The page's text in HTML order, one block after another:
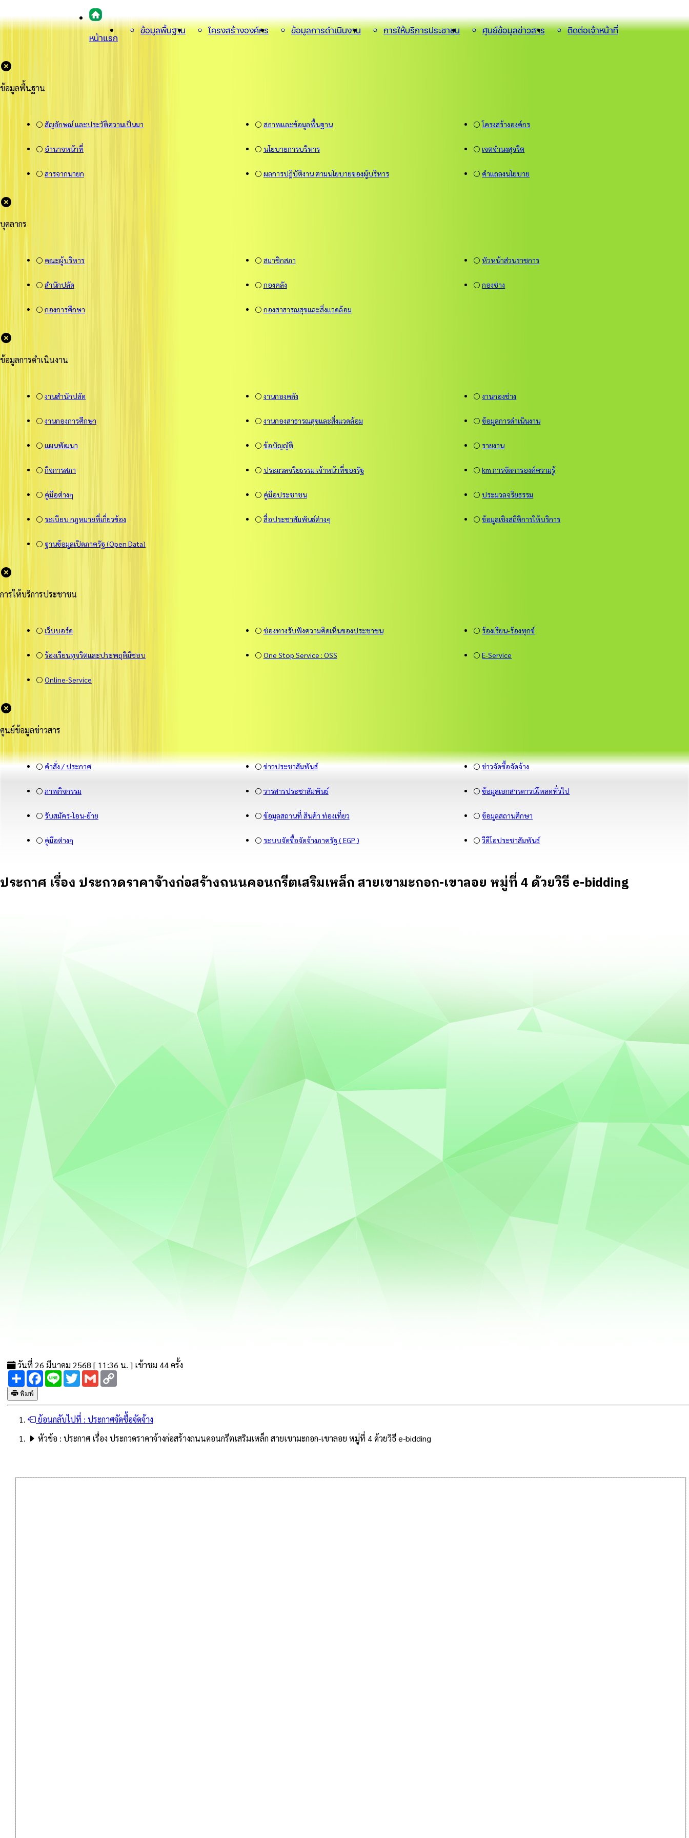
หน้าแรก
ข้อมูลพื้นฐาน โครงสร้างองค์กร ข้อมูลการดำเนินงาน การให้บริการประชาชน ศูนย์ข้อมูลข่าวสาร ติดต่อเจ้าหน้าที่
ข้อมูลพื้นฐาน
⚪ สัญลักษณ์ และประวัติความเป็นมา ⚪ สภาพและข้อมูลพื้นฐาน ⚪โครงสร้างองค์กร
⚪ อำนาจหน้าที่ ⚪ นโยบายการบริหาร ⚪เจตจำนงสุจริต
⚪ สารจากนายก ⚪ ผลการปฏิบัติงาน ตามนโยบายของผู้บริหาร ⚪ คำแถลงนโยบาย
บุคลากร
⚪ คณะผู้บริหาร ⚪ สมาชิกสภา ⚪หัวหน้าส่วนราชการ
⚪ สำนักปลัด ⚪ กองคลัง ⚪กองช่าง
⚪ กองการศึกษา ⚪ กองสาธารณสุขและสิ่งแวดล้อม
ข้อมูลการดำเนินงาน
⚪ งานสำนักปลัด ⚪ งานกองคลัง ⚪งานกองช่าง
⚪ งานกองการศึกษา ⚪ งานกองสาธารณสุขและสิ่งแวดล้อม ⚪ข้อมูลการดำเนินงาน
⚪ แผนพัฒนา ⚪ ข้อบัญญัติ ⚪ รายงาน
⚪ กิจการสภา ⚪ ประมวลจริยธรรม เจ้าหน้าที่ของรัฐ ⚪km การจัดการองค์ความรู้
⚪ คู่มือต่างๆ ⚪ คู่มือประชาชน ⚪ประมวลจริยธรรม
⚪ ระเบียบ กฎหมายที่เกี่ยวข้อง ⚪ สื่อประชาสัมพันธ์ต่างๆ ⚪ข้อมูลเชิงสถิติการให้บริการ
⚪ ฐานข้อมูลเปิดภาครัฐ (Open Data)
การให้บริการประชาชน
⚪ เว็บบอร์ด ⚪ ช่องทางรับฟังความคิดเห็นของประชาชน ⚪ ร้องเรียน-ร้องทุกข์
⚪ ร้องเรียนทุจริตและประพฤติมิชอบ ⚪ One Stop Service : OSS ⚪E-Service
⚪ Online-Service
ศูนย์ข้อมูลข่าวสาร
⚪คำสั่ง / ประกาศ ⚪ข่าวประชาสัมพันธ์ ⚪ข่าวจัดซื้อจัดจ้าง
⚪ ภาพกิจกรรม ⚪ วารสารประชาสัมพันธ์ ⚪ข้อมูลเอกสารดาวน์โหลดทั่วไป
⚪ รับสมัคร-โอน-ย้าย ⚪ ข้อมูลสถานที่ สินค้า ท่องเที่ยว ⚪ข้อมูลสถานศึกษา
⚪ คู่มือต่างๆ ⚪ ระบบจัดซื้อจัดจ้างภาครัฐ ( EGP ) ⚪วีดีโอประชาสัมพันธ์
ประกาศ เรื่อง ประกวดราคาจ้างก่อสร้างถนนคอนกรีตเสริมเหล็ก สายเขามะกอก-เขาลอย หมู่ที่ 4 ด้วยวิธี e-bidding
วันที่ 26 มีนาคม 2568 [ 11:36 น. ] เข้าชม 44 ครั้ง
ShareFacebook
Line TwitterGmail
พิมพ์
ย้อนกลับไปที่ : ประกาศจัดซื้อจัดจ้าง
หัวข้อ : ประกาศ เรื่อง ประกวดราคาจ้างก่อสร้างถนนคอนกรีตเสริมเหล็ก สายเขามะกอก-เขาลอย หมู่ที่ 4 ด้วยวิธี e-bidding